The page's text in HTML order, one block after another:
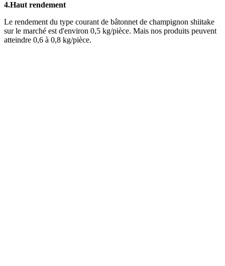
4.Haut rendement
Le rendement du type courant de bâtonnet de champignon shiitake
sur le marché est d'environ 0,5 kg/pièce. Mais nos produits peuvent
atteindre 0,6 à 0,8 kg/pièce.